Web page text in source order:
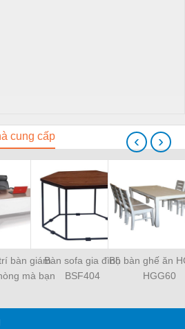
cung cấp
bàn giám
mà bạn
Bàn sofa gia đình
BSF404
Bộ bàn ghế ăn
HGG60
‹ ›